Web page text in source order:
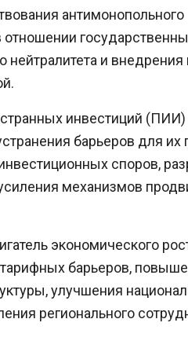
антимонопольного
отношении
нейтралитета и
инвестиций
барьеров для их
споров,
механизмов
экономического
барьеров,
улучшения
регионального